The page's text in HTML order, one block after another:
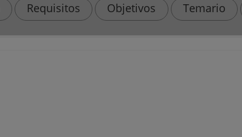
Requisitos Objetivos Temario